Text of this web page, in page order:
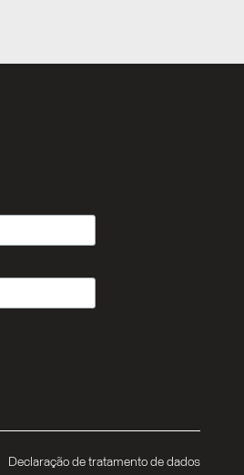
Declaração de tratamento de dados